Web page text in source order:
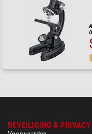
BEVEILIGING & PRIVACY